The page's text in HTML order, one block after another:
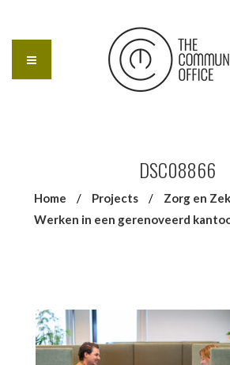
DSC08866
Home / Projects /
Zorg en
Werken in een gerenoveerd